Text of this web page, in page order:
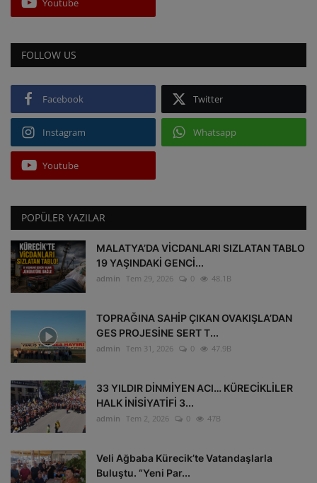
Youtube
FOLLOW US
Facebook Twitter
Instagram Whatsapp
Youtube
POPÜLER YAZILAR
MALATYA’DA VİCDANLARI SIZLATAN TABLO
19 YAŞINDAKİ GENCİ...
admin Tem 29, 2026 0 48.1B
TOPRAĞINA SAHİP ÇIKAN OVAKIŞLA’DAN
GES PROJESİNE SERT T...
admin Tem 31, 2026 0 47.9B
33 YILDIR DİNMİYEN ACI… KÜRECİKLİLER
HALK İNİSİYATİFİ 3...
admin Tem 2, 2026 0 47B
Veli Ağbaba Kürecik’te Vatandaşlarla
Buluştu. “Yeni Par...